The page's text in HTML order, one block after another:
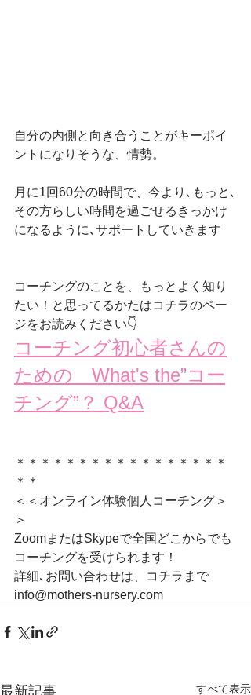
自分の内側と向き合うことがキーポイ
ントになりそうな、情勢。
月に1回60分の時間で、今より､もっと､
その方らしい時間を過ごせるきっかけ
になるように､サポートしていきます
コーチングのことを、もっとよく知り
たい！と思ってるかたはコチラのペー
ジをお読みください👇
コーチング初心者さんの
ための　What's the”コー
チング”？ Q&A
＊＊＊＊＊＊＊＊＊＊＊＊＊＊＊＊＊
＊＊
＜＜オンライン体験個人コーチング＞
＞
ZoomまたはSkypeで全国どこからでも
コーチングを受けられます！
詳細､お問い合わせは、コチラまで
info@mothers-nursery.com
最新記事 すべて表示